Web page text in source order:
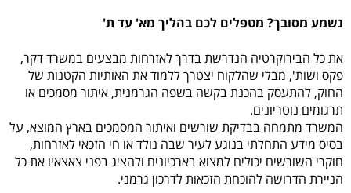
נשמע מסובך? מטפלים לכם בהליך מא' עד ת'
את כל הבירוקרטיה הנדרשת בדרך לאזרחות מבצעים במשרד דקר,
פקס ושות', מבלי שהלקוח יצטרך ללמוד את האותיות הקטנות של
החוק, להתעסק בהכנת בקשה בשפה הגרמנית, איתור מסמכים או
תרגומים נוטריונים.
המשרד מתמחה בבדיקת שורשים ואיתור המסמכים בארץ המוצא, על
בסיס מידע התחלתי בנוגע לעיר שבה נולד או חי הזכאי לאזרחות,
חוקרי השורשים יכולים למצוא בארכיונים ולהציג בפני צאצאיו את כל
הניירת הדרושה להוכחת הזכאות לדרכון גרמני.